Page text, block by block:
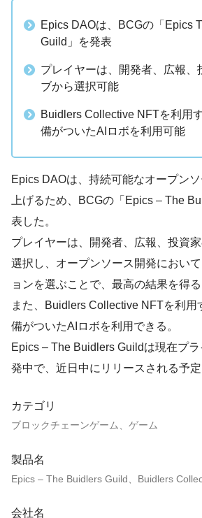
Epics DAOは、BCGの「Epics
Guild」を発表
プレイヤーは、開発者、広報、
ブから選択可能
Buidlers Collective NFTを利用
備がついたAIロボを利用可能
Epics DAOは、持続可能なオープン
上げるため、BCGの「Epics – The
表した。
プレイヤーは、開発者、広報、投資
選択し、オープンソース開発におい
ョンを選ぶことで、最高の結果を得る
また、Buidlers Collective NFTを利用
備がついたAIロボを利用できる。
Epics – The Buidlers Guildは現在プ
発中で、近日中にリリースされる予定
カテゴリ
ブロックチェーンゲーム、ゲーム
製品名
Epics – The Buidlers Guild、Buidlers
会社名